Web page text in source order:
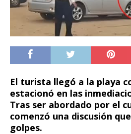
El turista llegó a la playa
estacionó en las
Tras ser abordado por el
comenzó una discusión
golpes.